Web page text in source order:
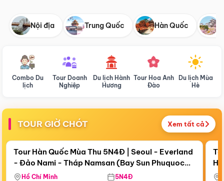
Nội địa Trung Quốc Hàn Quốc
Combo Du
lịch
Tour Doanh
Nghiệp
Du lịch Hành
Hương
Tour Hoa Anh
Đào
Du lịch Mùa
Hè
TOUR GIỜ CHÓT Xem tất cả
Còn19 ngày 02:16:17
Điểm nổi bật
Tour Hàn Quốc Mùa Thu 5N4Đ | Seoul - Everland
- Đảo Nami - Tháp Namsan (Bay Sun Phuquoc
Airways)
Hồ Chí Minh 5N4Đ